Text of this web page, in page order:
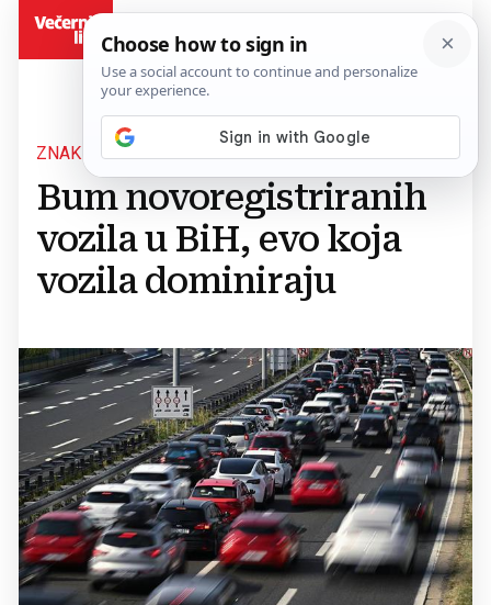
ZNAK OPORAVKA TRŽIŠTA?
Bum novoregistriranih
vozila u BiH, evo koja
vozila dominiraju